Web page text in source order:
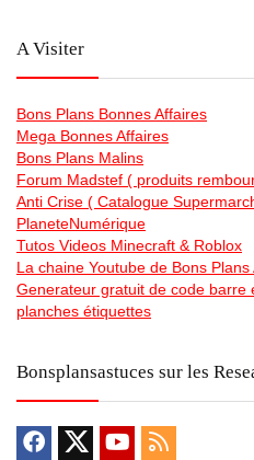
A Visiter
Bons Plans Bonnes Affaires
Mega Bonnes Affaires
Bons Plans Malins
Forum Madstef ( produits
Anti Crise ( Catalogue
PlaneteNumérique
Tutos Videos Minecraft & Roblox
La chaine Youtube de Bons Plans
Generateur gratuit de code barre
planches étiquettes
Bonsplansastuces sur les